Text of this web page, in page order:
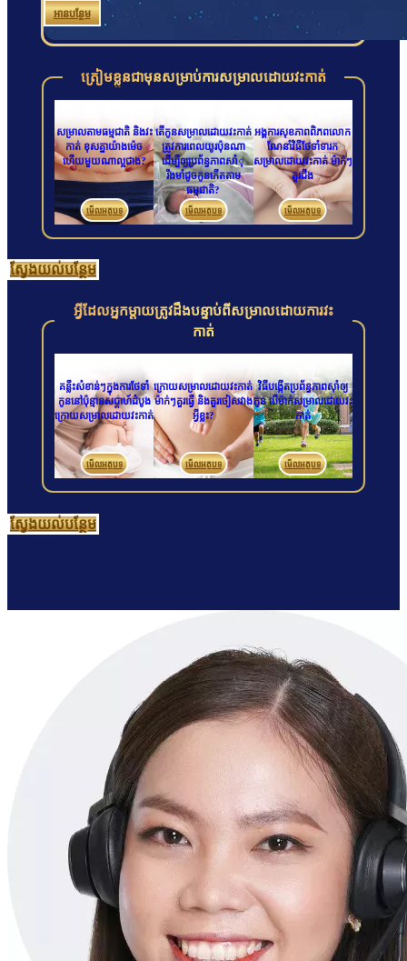
អានបន្ថែម
ត្រៀមខ្លួនជាមុនសម្រាប់ការសម្រាលដោយវះកាត់
សម្រាលតាមធម្មជាតិ និងវះ
កាត់ ខុសគ្នាយ៉ាងម៉េច
ហើយមួយណាល្អជាង?
មើលអត្ថបទ
តើកូនសម្រាលដោយវះកាត់
ត្រូវការពេលយូរប៉ុនណា
ដើម្បីឲ្យប្រព័ន្ធភាពសាំុ
រឹងមាំដូចកូនកើតតាម
ធម្មជាតិ?
មើលអត្ថបទ
អង្គការសុខភាពពិភពលោក
ណែនាំវិធីថែទាំទារក
សម្រាលដោយវះកាត់ ម៉ាក់ៗ
គួរដឹង
មើលអត្ថបទ
ស្វែង​យល់​បន្ថែម
អ្វីដែលអ្នកម្តាយត្រូវដឹងបន្ទាប់ពីសម្រាលដោយការវះ
កាត់
គន្លឹះសំខាន់ៗក្នុងការថែទាំ
កូននៅប៉ុន្មានសប្ដាហ៍ដំបូង
ក្រោយសម្រាលដោយវះកាត់
មើលអត្ថបទ
ក្រោយសម្រាលដោយវះកាត់
ម៉ាក់ៗគួរធ្វើ និងគួរចៀសវាង
អ្វីខ្លះ?
មើលអត្ថបទ
វិធីបង្កើតប្រព័ន្ធភាពស៊ាំឲ្យ
កូន បើម៉ាក់សម្រាលដោយវះ
កាត់
មើលអត្ថបទ
ស្វែង​យល់​បន្ថែម